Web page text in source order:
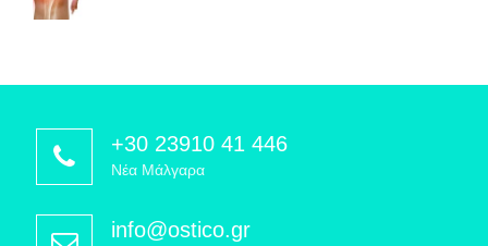
+30 23910 41 446
Νέα Μάλγαρα
info@ostico.gr